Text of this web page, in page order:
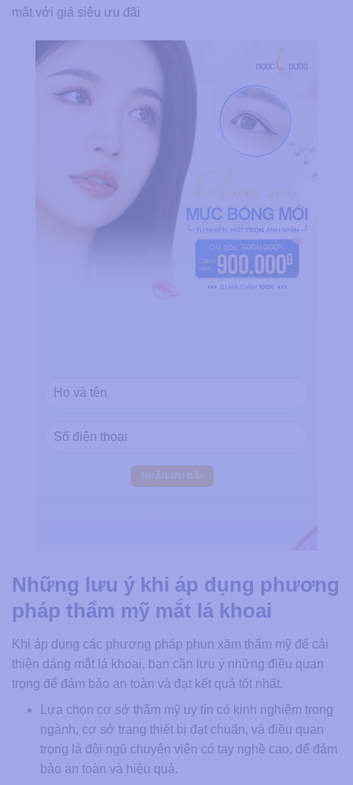
mắt với giá siêu ưu đãi
Những lưu ý khi áp dụng phương
pháp thẩm mỹ mắt lá khoai
Khi áp dụng các phương pháp phun xăm thẩm mỹ để cải
thiện dáng mắt lá khoai, bạn cần lưu ý những điều quan
trọng để đảm bảo an toàn và đạt kết quả tốt nhất.
Lựa chọn cơ sở thẩm mỹ uy tín có kinh nghiệm trong
ngành, cơ sở trang thiết bị đạt chuẩn, và điều quan
trọng là đội ngũ chuyên viên có tay nghề cao, để đảm
bảo an toàn và hiệu quả.